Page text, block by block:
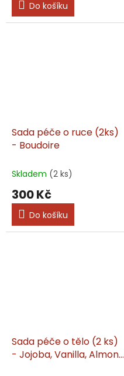
Do košíku
Sada péče o ruce (2ks)
- Boudoire
Skladem (2 ks)
300 Kč
Do košíku
Sada péče o tělo (2 ks)
- Jojoba, Vanilla, Almond